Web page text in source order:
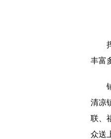
丰富
清凉
联、
众送